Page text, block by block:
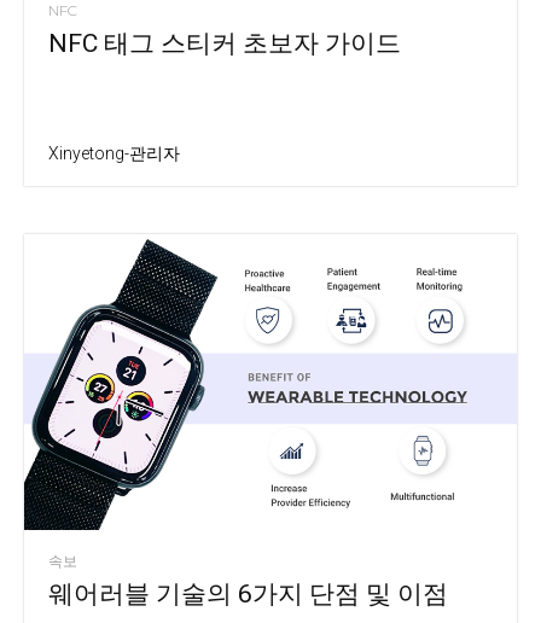
NFC
NFC 태그 스티커 초보자 가이드
Xinyetong-관리자
속보
웨어러블 기술의 6가지 단점 및 이점